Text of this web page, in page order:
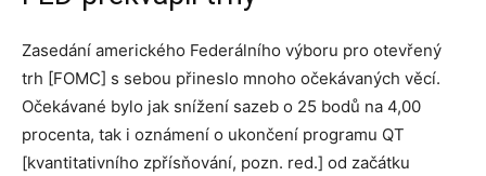
Zasedání amerického Federálního výboru pro otevřený
trh [FOMC] s sebou přineslo mnoho očekávaných věcí.
Očekávané bylo jak snížení sazeb o 25 bodů na 4,00
procenta, tak i oznámení o ukončení programu QT
[kvantitativního zpřísňování, pozn. red.] od začátku